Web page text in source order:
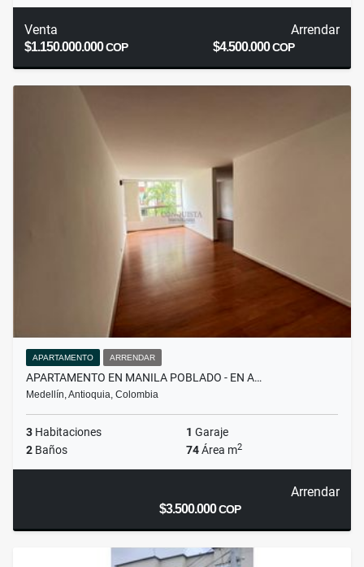
Venta
$1.150.000.000COP
Arrendar
$4.500.000COP
APARTAMENTO ARRENDAR
APARTAMENTO EN MANILA POBLADO - EN A…
Medellín, Antioquia, Colombia
3 Habitaciones 1 Garaje
2 Baños 74Área m2
Arrendar
$3.500.000COP